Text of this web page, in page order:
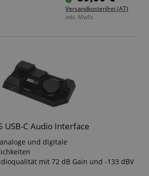
anderer lauter Hintergrundquellen
Versandkostenfrei (AT)
inkl. MwSt.
USB-C Audio Interface
und digitale
mit 72 dB Gain und -133 dBV